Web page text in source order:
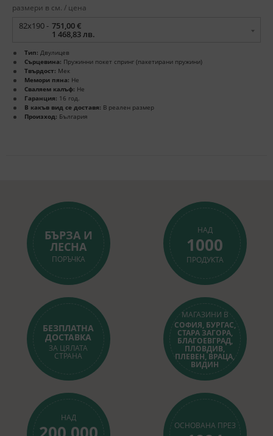
размери в см. / цена
82x190 - 751,00 €
1 468,83 лв.
Тип: Двулицев
Сърцевина: Пружинни покет спринг (пакетирани пружини)
Твърдост: Мек
Мемори пяна: Не
Сваляем калъф: Не
Гаранция: 16 год.
В какъв вид се доставя: В реален размер
Произход: България
БЪРЗА И
ЛЕСНА
ПОРЪЧКА
НАД
1000
ПРОДУКТА
БЕЗПЛАТНА
ДОСТАВКА
ЗА ЦЯЛАТА
СТРАНА
МАГАЗИНИ В
СОФИЯ, БУРГАС,
СТАРА ЗАГОРА,
БЛАГОЕВГРАД,
ПЛОВДИВ,
ПЛЕВЕН, ВРАЦА,
ВИДИН
НАД
ОСНОВАНА ПРЕЗ